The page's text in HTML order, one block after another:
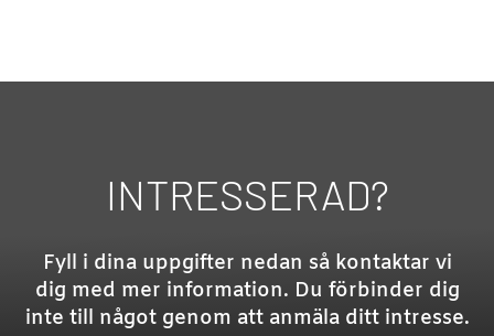
INTRESSERAD?
Fyll i dina uppgifter nedan så kontaktar vi
dig med mer information. Du förbinder dig
inte till något genom att anmäla ditt intresse.